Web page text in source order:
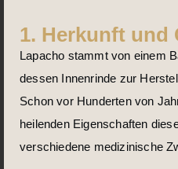
1. Herkunft und
Lapacho stammt von einem
dessen Innenrinde zur
Schon vor Hunderten von
heilenden Eigenschaften
verschiedene medizinische